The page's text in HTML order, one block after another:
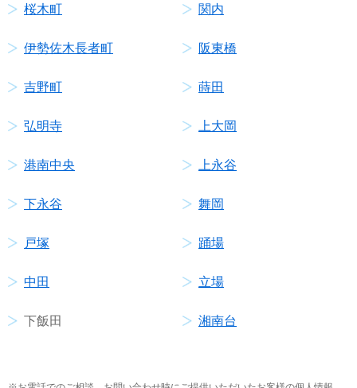
桜木町 関内
伊勢佐木長者町 阪東橋
吉野町 蒔田
弘明寺 上大岡
港南中央 上永谷
下永谷 舞岡
戸塚 踊場
中田 立場
下飯田 湘南台